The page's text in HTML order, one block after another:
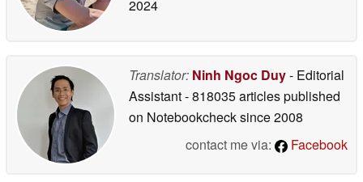
2024
Translator: Ninh Ngoc Duy- Editorial
Assistant- 818035 articles published
on Notebookchecksince 2008
contact me via:
Facebook